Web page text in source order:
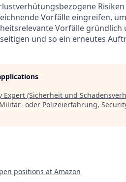
Vorfälle eingreifen,
Vorfälle gründlich
und so ein erneutes
Expert (Sicherheit und
oder Polizeierfahrung,
positions at Amazon